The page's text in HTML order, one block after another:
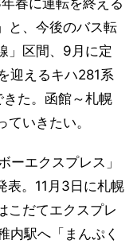
春に運転を終える
と、今後のバス転
」区間、9月に定
迎えるキハ281系
た。函館～札幌
いきたい。
ーエクスプレス」
表。11月3日に札幌
こだてエクスプレ
内駅へ「まんぷく